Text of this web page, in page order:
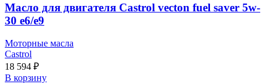
Масло для двигателя Castrol vecton fuel saver 5w-
30 e6/e9
Моторные масла
Castrol
18 594 ₽
В корзину